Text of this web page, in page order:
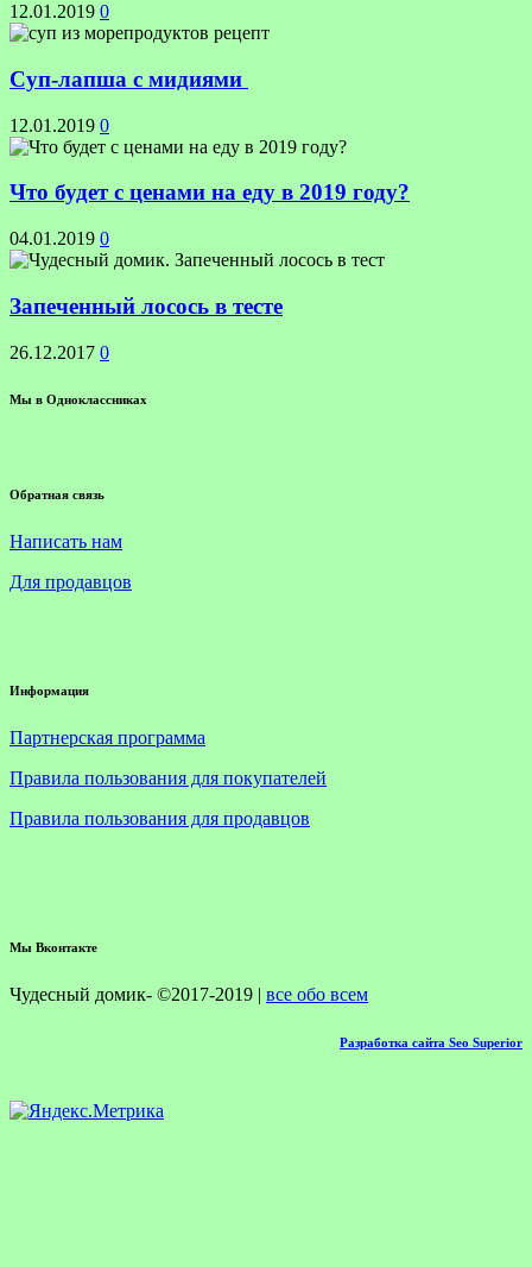
12.01.2019 0
Суп-лапша с мидиями
12.01.2019 0
Что будет с ценами на еду в 2019 году?
04.01.2019 0
Запеченный лосось в тесте
26.12.2017 0
Мы в Одноклассниках
Обратная связь
Написать нам
Для продавцов
Информация
Партнерская программа
Правила пользования для покупателей
Правила пользования для продавцов
Мы Вконтакте
Чудесный домик- ©2017-2019 | все обо всем
Разработка сайта Seo Superior